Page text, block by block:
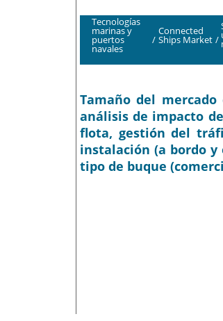
Tecnologías
marinas y
puertos
navales
/
Connected
Ships Market /
Tamaño del
análisis de impacto
flota, gestión del
instalación (a bordo
tipo de buque